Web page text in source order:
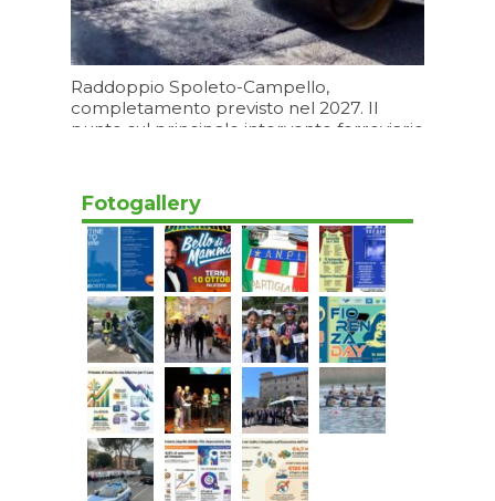
Raddoppio Spoleto-Campello,
completamento previsto nel 2027. Il
punto sul principale intervento ferroviario
09/08/2026 17:12
Fotogallery